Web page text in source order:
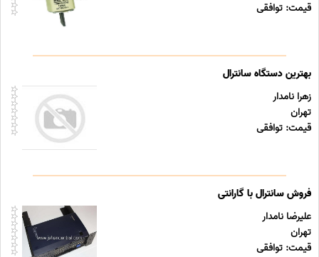
قیمت: توافقی
بهترین دستگاه سانترال
زهرا نامدار
تهران
قیمت: توافقی
فروش سانترال با گارانتی
علیرضا نامدار
تهران
قیمت: توافقی